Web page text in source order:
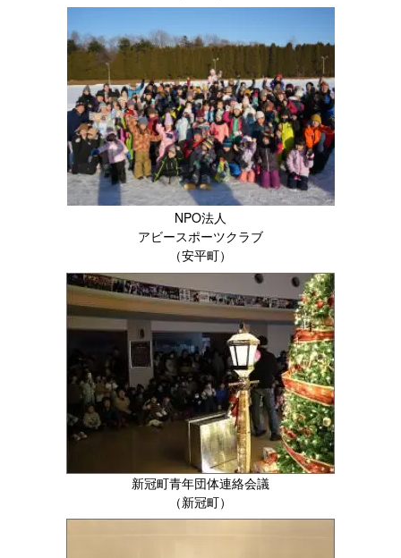
NPO法人
アビースポーツクラブ
（安平町）
新冠町青年団体連絡会議
（新冠町）